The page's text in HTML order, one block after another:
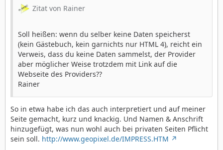
Zitat von Rainer
Soll heißen: wenn du selber keine Daten speicherst
(kein Gästebuch, kein garnichts nur HTML 4), reicht ein
Verweis, dass du keine Daten sammelst, der Provider
aber möglicher Weise trotzdem mit Link auf die
Webseite des Providers??
Rainer
So in etwa habe ich das auch interpretiert und auf meiner
Seite gemacht, kurz und knackig. Und Namen & Anschrift
hinzugefügt, was nun wohl auch bei privaten Seiten Pflicht
sein soll. http://www.geopixel.de/IMPRESS.HTM